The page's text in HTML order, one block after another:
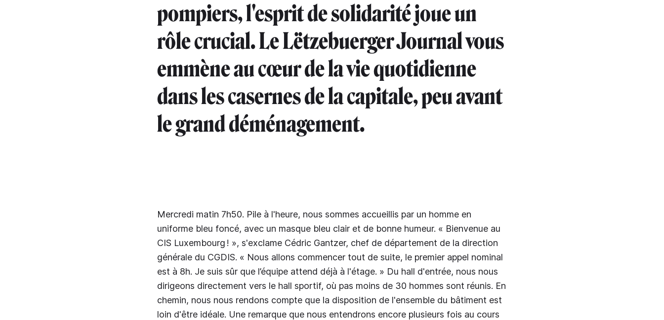
pompiers, l'esprit de solidarité joue un
rôle crucial. Le Lëtzebuerger Journal vous
emmène au cœur de la vie quotidienne
dans les casernes de la capitale, peu avant
le grand déménagement.
Mercredi matin 7h50. Pile à l'heure, nous sommes accueillis par un homme en
uniforme bleu foncé, avec un masque bleu clair et de bonne humeur. « Bienvenue au
CIS Luxembourg ! », s'exclame Cédric Gantzer, chef de département de la direction
générale du CGDIS. « Nous allons commencer tout de suite, le premier appel nominal
est à 8h. Je suis sûr que l’équipe attend déjà à l'étage. » Du hall d'entrée, nous nous
dirigeons directement vers le hall sportif, où pas moins de 30 hommes sont réunis. En
chemin, nous nous rendons compte que la disposition de l'ensemble du bâtiment est
loin d'être idéale. Une remarque que nous entendrons encore plusieurs fois au cours